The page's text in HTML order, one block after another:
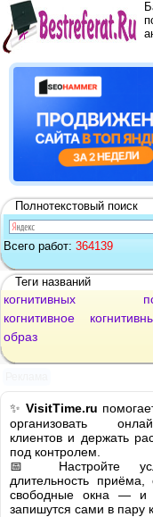
Полнотекстовый поиск
Всего работ: 364139
Теги названий
когнитивных
когнитивное
образ
✨ VisitTime.ru
организовать
клиентов и держать
под контролем.
📅 Настройте
длительность приёма,
свободные окна — и
запишутся сами в пару